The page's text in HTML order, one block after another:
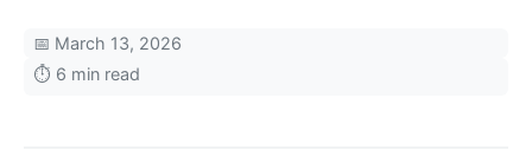
📅 March 13, 2026
⏱️ 6 min read